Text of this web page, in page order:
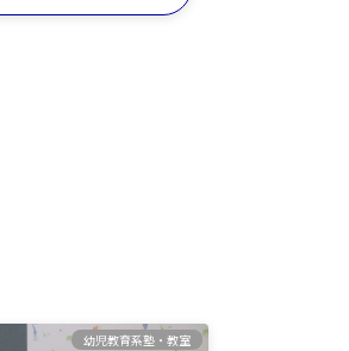
幼児教育系塾・教室